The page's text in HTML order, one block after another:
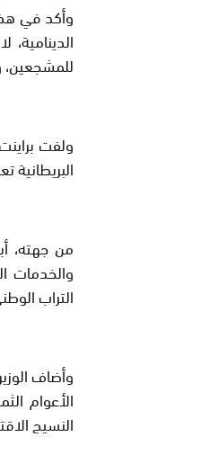
وأكد في
للمشجعين،
ولفت
والخدمات
التراب
وأضاف
الأعوام
النسيج